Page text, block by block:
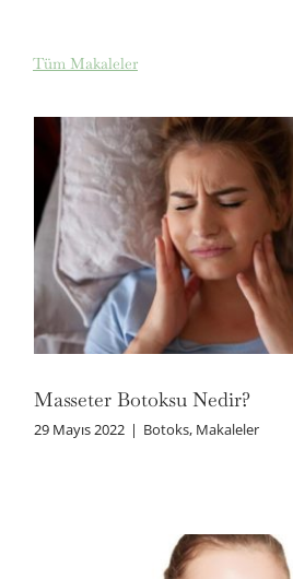
Tüm Makaleler
Masseter
Masseter Botoksu Nedir?
29 Mayıs 2022 | Botoks, Makaleler